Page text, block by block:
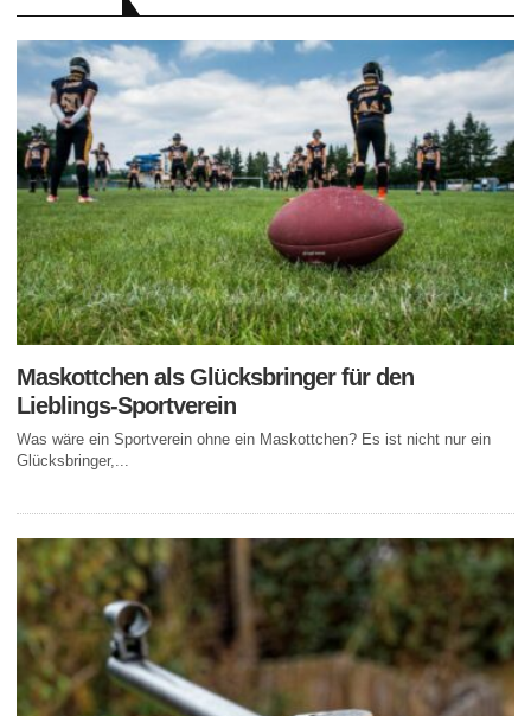
Maskottchen als Glücksbringer für den
Lieblings-Sportverein
Was wäre ein Sportverein ohne ein Maskottchen? Es ist nicht nur ein
Glücksbringer,...